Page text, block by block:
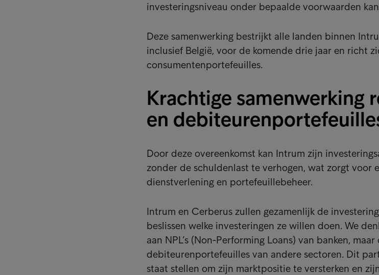
investeringsniveau onder bepaalde voorwaarden
Deze samenwerking bestrijkt alle landen binnen
inclusief België, voor de komende drie jaar en richt
consumentenportefeuilles.
Krachtige samenwerking
en
Door deze overeenkomst kan Intrum zijn
zonder de schuldenlast te verhogen, wat zorgt voor
dienstverlening en portefeuillebeheer.
Intrum en Cerberus zullen gezamenlijk de
beslissen welke investeringen ze willen doen. We
aan NPL’s (Non-Performing Loans) van banken, maar
debiteurenportefeuilles van andere sectoren. Dit
staat stellen om zijn marktpositie te versterken en